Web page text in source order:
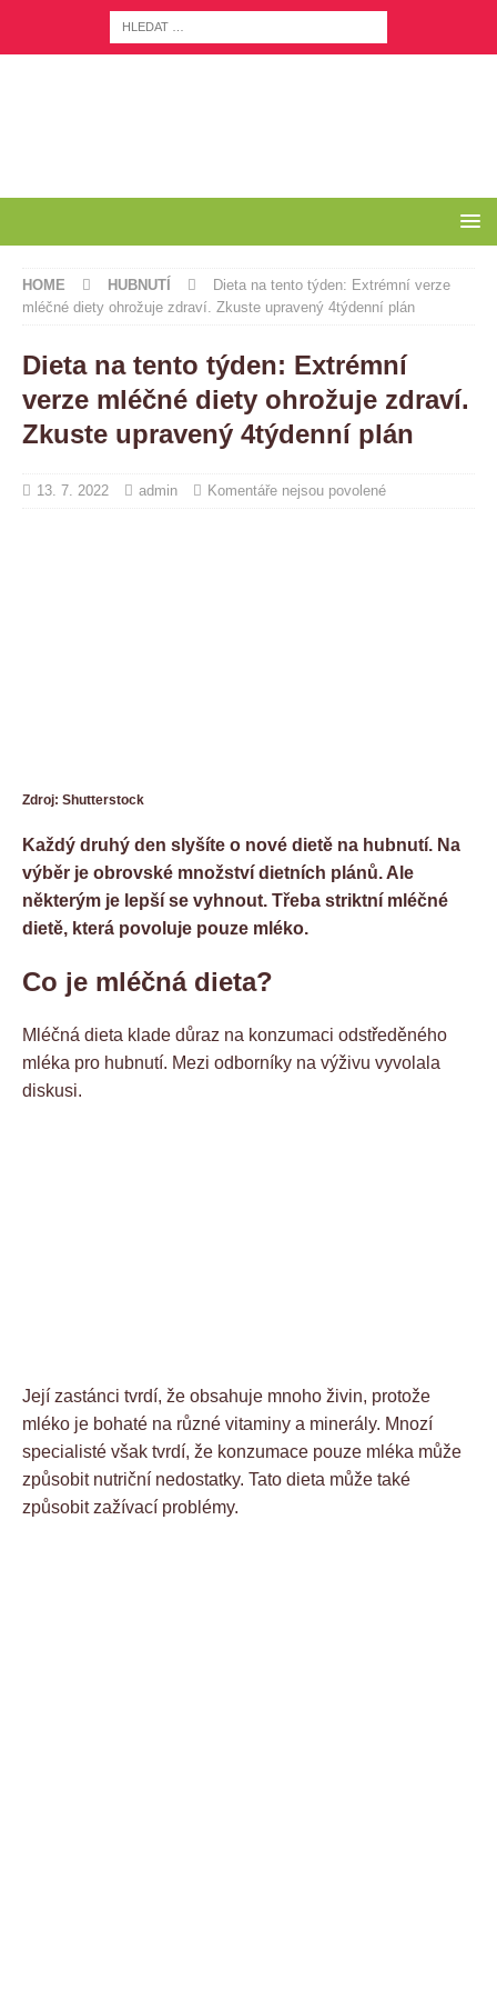
HOME HUBNUTÍ
Dieta na tento týden: Extrémní verze
mléčné diety ohrožuje zdraví. Zkuste upravený 4týdenní plán
Dieta na tento týden: Extrémní
verze mléčné diety ohrožuje zdraví.
Zkuste upravený 4týdenní plán
13. 7. 2022 admin Komentáře nejsou povolené
Zdroj: Shutterstock
Každý druhý den slyšíte o nové dietě na hubnutí. Na
výběr je obrovské množství dietních plánů. Ale
některým je lepší se vyhnout. Třeba striktní mléčné
dietě, která povoluje pouze mléko.
Co je mléčná dieta?
Mléčná dieta klade důraz na konzumaci odstředěného
mléka pro hubnutí. Mezi odborníky na výživu vyvolala
diskusi.
Její zastánci tvrdí, že obsahuje mnoho živin, protože
mléko je bohaté na různé vitaminy a minerály. Mnozí
specialisté však tvrdí, že konzumace pouze mléka může
způsobit nutriční nedostatky. Tato dieta může také
způsobit zažívací problémy.